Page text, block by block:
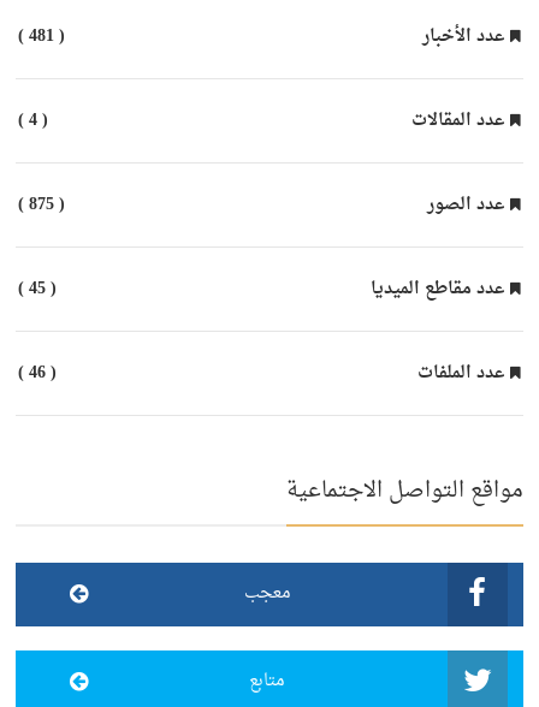
عدد الأخبار ( 481 )
عدد المقالات ( 4 )
عدد الصور ( 875 )
عدد مقاطع الميديا ( 45 )
عدد الملفات ( 46 )
مواقع التواصل الاجتماعية
معجب
متابع